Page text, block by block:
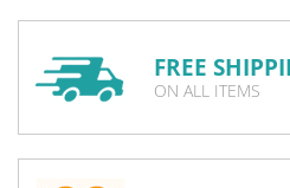
FREE
ON ALL ITEMS